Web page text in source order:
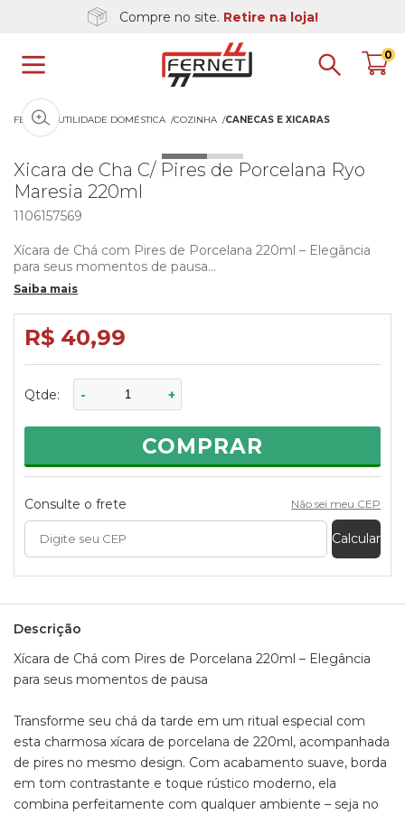
0
Compre no site. Retire na loja!
FERNET UTILIDADE DOMÉSTICA COZINHA CANECAS E XICARAS
Clique na imagem para dar zoom
Xicara de Cha C/ Pires de Porcelana Ryo
Maresia 220ml
1106157569
Xícara de Chá com Pires de Porcelana 220ml – Elegância
para seus momentos de pausa
Transforme seu chá da tarde em um ritual especial com
esta charmosa xícara de porcelana de 220ml, acompanhada
de pires no mesmo design. Com acabamento suave, borda
em tom contrastante e toque rústico moderno, ela
combina perfeitamente com qualquer ambiente – seja no
escritório ou em casa.
- Capacidade: 220ml
- Material: Porcelana de alta qualidade
- Design sofisticado e atemporal
- Ideal para chá, café ou cappuccino
acolhedora.
Medidas aproximadas da xícara:
- Altura: 7cm
- Diâmetro: 8,5cm
- Peso: 260g
Medidas aproximadas do pires:
- Altura: 1,5cm
- Diâmetro: 15,5cm
- Peso: 200g
Saiba mais
R$ 40,99
Qtde: - +
COMPRAR
Consulte o frete Não sei meu CEP
Calcular
Descrição
Xícara de Chá com Pires de Porcelana 220ml – Elegância
para seus momentos de pausa
Transforme seu chá da tarde em um ritual especial com
esta charmosa xícara de porcelana de 220ml, acompanhada
de pires no mesmo design. Com acabamento suave, borda
em tom contrastante e toque rústico moderno, ela
combina perfeitamente com qualquer ambiente – seja no